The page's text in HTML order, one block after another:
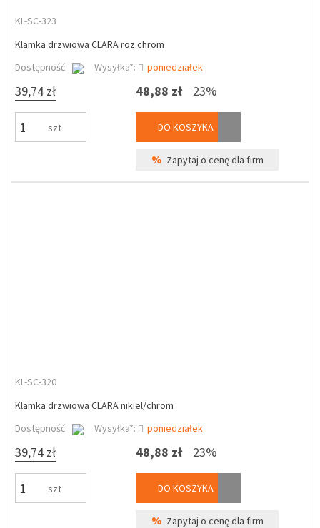
KL-SC-323
Klamka drzwiowa CLARA roz.chrom
Dostępność
Wysyłka*: poniedziałek
39,74 zł
szt
48,88 zł 23%
DO KOSZYKA
% Zapytaj o cenę dla firm
KL-SC-320
Klamka drzwiowa CLARA nikiel/chrom
Dostępność
Wysyłka*: poniedziałek
39,74 zł
szt
48,88 zł 23%
DO KOSZYKA
% Zapytaj o cenę dla firm